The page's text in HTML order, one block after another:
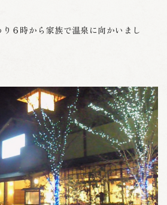
６時から家族で温泉に向かいまし